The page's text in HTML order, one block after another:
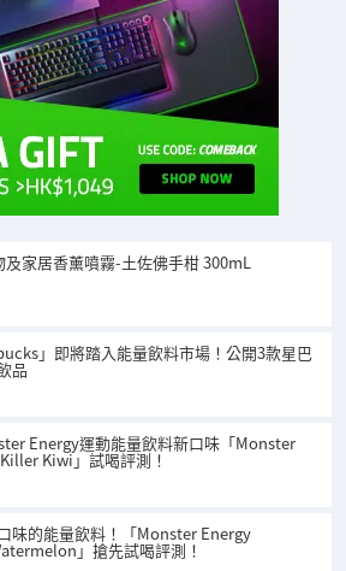
家居香薰噴霧-土佐佛手柑 300mL
」即將踏入能量飲料市場！公開3款星巴
品
Energy運動能量飲料新口味「Monster
Kiwi」試喝評測！
味的能量飲料！「Monster Energy
」搶先試喝評測！